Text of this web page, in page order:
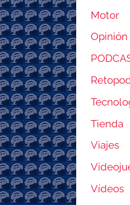
Motor
Opinión
Tienda
Viajes
Vídeos